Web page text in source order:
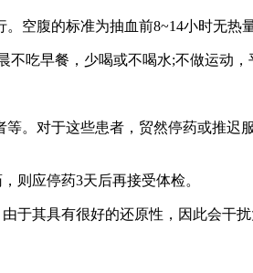
腹的标准为抽血前8~14小时无热量
早餐，少喝或不喝水;不做运动，
对于这些患者，贸然停药或推迟
应停药3天后再接受体检。
具有很好的还原性，因此会干扰